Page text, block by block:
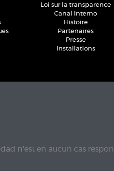
Loi sur la transparence
Canal Interno
Histoire
Partenaires
Presse
Installations
n'est en aucun cas